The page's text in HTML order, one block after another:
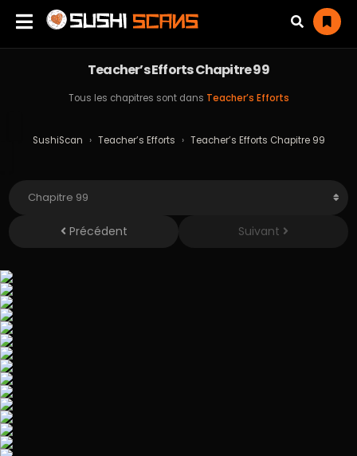
Teacher’s Efforts Chapitre 99
Tous les chapitres sont dans Teacher’s Efforts
SushiScan › Teacher’s Efforts › Teacher’s Efforts Chapitre 99
Précédent Suivant